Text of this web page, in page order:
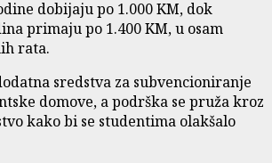
dobijaju po 1.000 KM, dok
primaju po 1.400 KM, u osam
rata.
sredstva za subvencioniranje
domove, a podrška se pruža kroz
kako bi se studentima olakšalo